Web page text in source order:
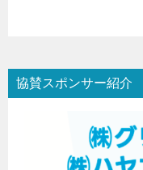
協賛スポンサー紹介